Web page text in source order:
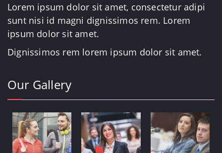
Lorem ipsum dolor sit amet, consectetur adipi
sunt nisi id magni dignissimos rem. Lorem
ipsum dolor sit amet.
Dignissimos rem lorem ipsum dolor sit amet.
Our Gallery